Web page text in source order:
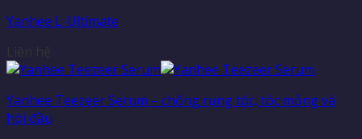
Yanhee L-Ultimate
Yanhee Teezeer Serum – chống rụng tóc, tóc mỏng và
hói đầu